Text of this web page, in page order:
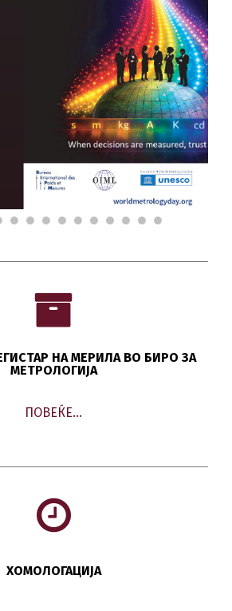
НА МЕРИЛА ВО БИРО ЗА
МЕТРОЛОГИЈА
ПОВЕЌЕ…
ХОМОЛОГАЦИЈА